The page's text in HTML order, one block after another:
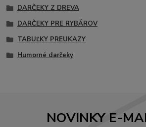
DARČEKY Z DREVA
DARČEKY PRE RYBÁROV
TABUĽKY PREUKAZY
Humorné darčeky
NOVINKY E-